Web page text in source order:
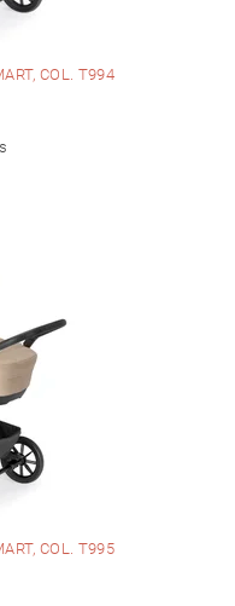
COL. T994
COL. T995